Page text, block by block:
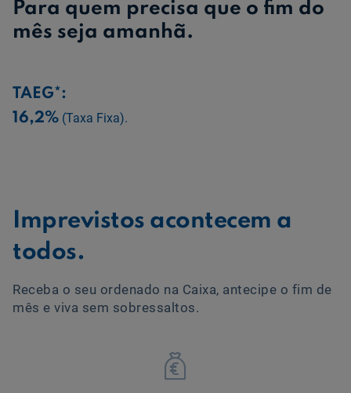
Recomendações de Segurança
Registo fornecedor confirming
Para quem precisa que o fim do
mês seja amanhã.
TAEG*:
16,2% (Taxa Fixa).
Imprevistos acontecem a
todos.
Receba o seu ordenado na Caixa, antecipe o fim de
mês e viva sem sobressaltos.